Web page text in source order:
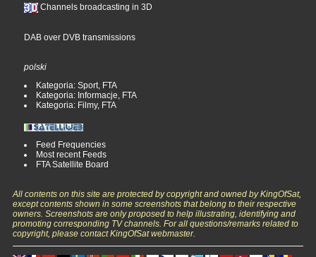
Channels broadcasting in 3D
DAB over DVB transmissions
polski
Kategoria: Sport, FTA
Kategoria: Informacje, FTA
Kategoria: Filmy, FTA
Feed Frequencies
Most recent Feeds
FTA Satellite Board
All contents on this site are protected by copyright and owned by KingOfSat,
except contents shown in some screenshots that belong to their respective
owners. Screenshots are only proposed to help illustrating, identifying and
promoting corresponding TV channels. For all questions/remarks related to
copyright, please contact KingOfSat webmaster.